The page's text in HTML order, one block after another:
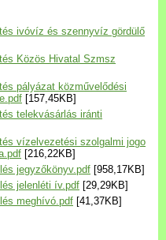
ivóvíz és szennyvíz gördülő
Közös Hivatal Szmsz
pályázat közművelődési
[157,45KB]
telekvásárlás iránti
vízelvezetési szolgalmi jogo
[216,22KB]
jegyzőkönyv.pdf [958,17KB]
jelenléti ív.pdf [29,29KB]
meghívó.pdf [41,37KB]